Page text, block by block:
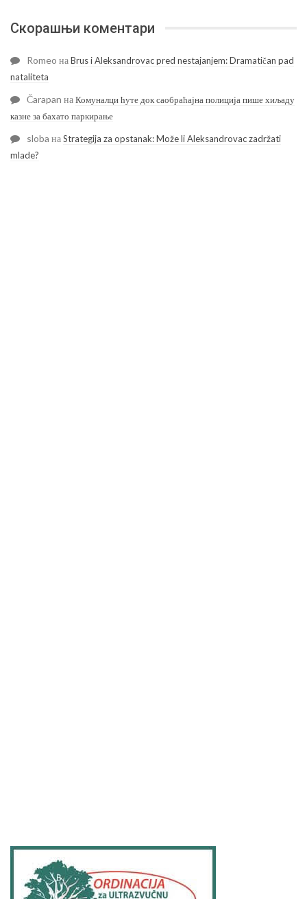
Скорашњи коментари
Romeo наBrus i Aleksandrovac pred nestajanjem: Dramatičan pad
nataliteta
Čarapan наКомуналци ћуте док саобраћајна полиција пише хиљаду
казне за бахато паркирање
sloba наStrategija za opstanak: Može li Aleksandrovac zadržati
mlade?